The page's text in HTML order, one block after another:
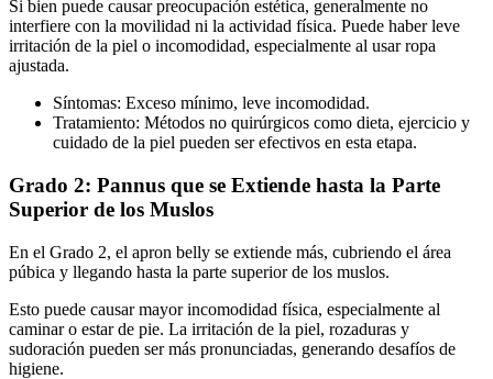
Si bien puede causar preocupación estética, generalmente no
interfiere con la movilidad ni la actividad física. Puede haber leve
irritación de la piel o incomodidad, especialmente al usar ropa
ajustada.
Síntomas: Exceso mínimo, leve incomodidad.
Tratamiento: Métodos no quirúrgicos como dieta, ejercicio y
cuidado de la piel pueden ser efectivos en esta etapa.
Grado 2: Pannus que se Extiende hasta la Parte
Superior de los Muslos
En el Grado 2, el apron belly se extiende más, cubriendo el área
púbica y llegando hasta la parte superior de los muslos.
Esto puede causar mayor incomodidad física, especialmente al
caminar o estar de pie. La irritación de la piel, rozaduras y
sudoración pueden ser más pronunciadas, generando desafíos de
higiene.